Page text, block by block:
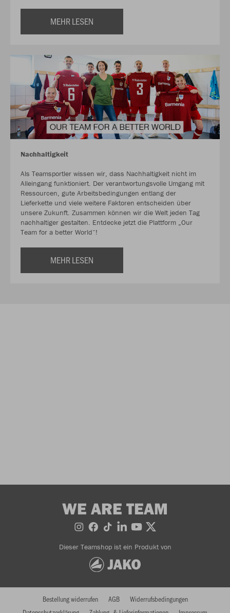
MEHR LESEN
Nachhaltigkeit
Als Teamsportler wissen wir, dass Nachhaltigkeit nicht im
Alleingang funktioniert. Der verantwortungsvolle Umgang mit
Ressourcen, gute Arbeitsbedingungen entlang der
Lieferkette und viele weitere Faktoren entscheiden über
unsere Zukunft. Zusammen können wir die Welt jeden Tag
nachhaltiger gestalten. Entdecke jetzt die Plattform „Our
Team for a better World“!
MEHR LESEN
WE ARE TEAM
Dieser Teamshop ist ein Produkt von
Bestellung widerrufen AGB
Widerrufsbedingungen